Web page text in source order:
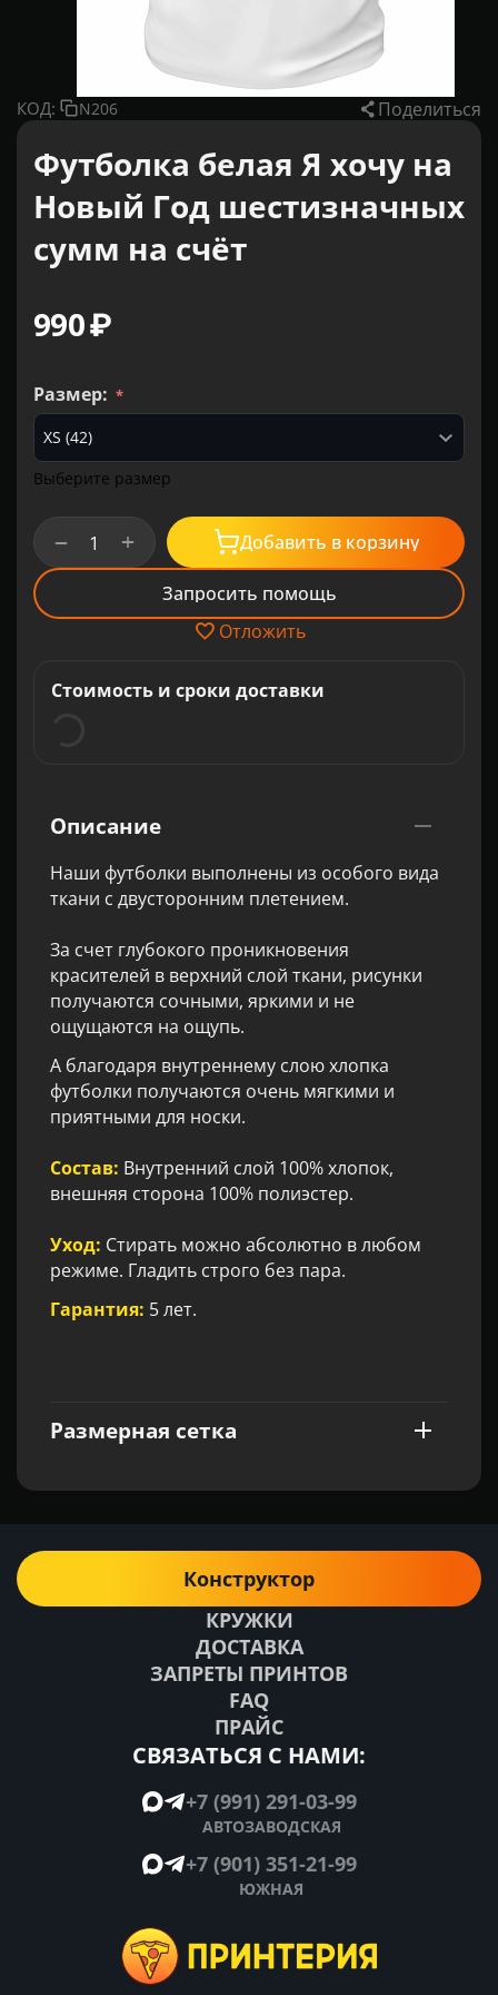
КОД: N206 Поделиться
Футболка белая Я хочу на
Новый Год шестизначных
сумм на счёт
‍990‍₽
Размер:
Выберите размер
+
− Добавить в корзину
Запросить помощь
Отложить
Стоимость и сроки доставки
Описание
Наши футболки выполнены из особого вида
ткани с двусторонним плетением.
За счет глубокого проникновения
красителей в верхний слой ткани, рисунки
получаются сочными, яркими и не
ощущаются на ощупь.
А благодаря внутреннему слою хлопка
футболки получаются очень мягкими и
приятными для носки.
Состав: Внутренний слой 100% хлопок,
внешняя сторона 100% полиэстер.
Уход: Стирать можно абсолютно в любом
режиме. Гладить строго без пара.
Гарантия: 5 лет.
Размерная сетка
СВЯЗАТЬСЯ С НАМИ:
+7 (991) 291-03-99
АВТОЗАВОДСКАЯ
+7 (901) 351-21-99
ЮЖНАЯ
КРУЖКИ
ДОСТАВКА
ЗАПРЕТЫ ПРИНТОВ
FAQ
ПРАЙС
Конструктор